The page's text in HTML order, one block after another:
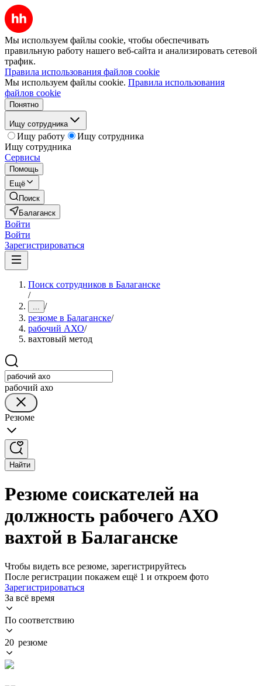
Мы используем файлы cookie, чтобы обеспечивать
правильную работу нашего веб-сайта и анализировать сетевой
трафик.
Правила использования файлов cookie
Мы используем файлы cookie. Правила использования
файлов cookie
Понятно
Ищу сотрудника
Ищу работу
Ищу сотрудника
Ищу сотрудника
Сервисы
Помощь
Ещё
Поиск
Балаганск
Войти
Войти
Зарегистрироваться
Поиск сотрудников в Балаганске
/
... /
резюме в Балаганске/
рабочий АХО/
вахтовый метод
рабочий ахо
Резюме
Найти
Резюме соискателей на
должность рабочего АХО
вахтой в Балаганске
Чтобы видеть все резюме, зарегистрируйтесь
После регистрации покажем ещё 1 и откроем фото
Зарегистрироваться
За всё время
По соответствию
20 резюме